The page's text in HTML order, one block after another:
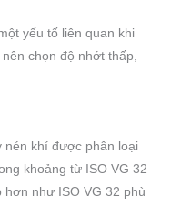
yếu tố liên quan khi
chọn độ nhớt thấp,
nén khí được phân loại
khoảng từ ISO VG 32
hơn như ISO VG 32 phù